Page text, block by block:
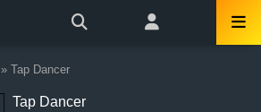
» Tap Dancer
Tap Dancer